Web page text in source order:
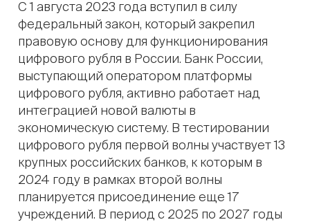
С 1 августа 2023 года вступил в силу
федеральный закон, который закрепил
правовую основу для функционирования
цифрового рубля в России. Банк России,
выступающий оператором платформы
цифрового рубля, активно работает над
интеграцией новой валюты в
экономическую систему. В тестировании
цифрового рубля первой волны участвует 13
крупных российских банков, к которым в
2024 году в рамках второй волны
планируется присоединение еще 17
учреждений. В период с 2025 по 2027 годы